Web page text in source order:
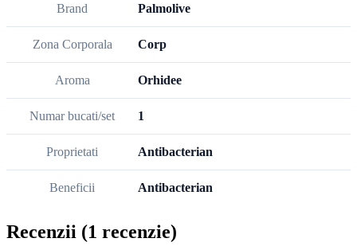
Brand Palmolive
Zona Corporala Corp
Aroma Orhidee
Numar bucati/set 1
Proprietati Antibacterian
Beneficii Antibacterian
Recenzii (1 recenzie)